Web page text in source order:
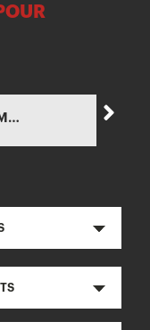
LE SUPER SHOW – MARIO CADIEUX